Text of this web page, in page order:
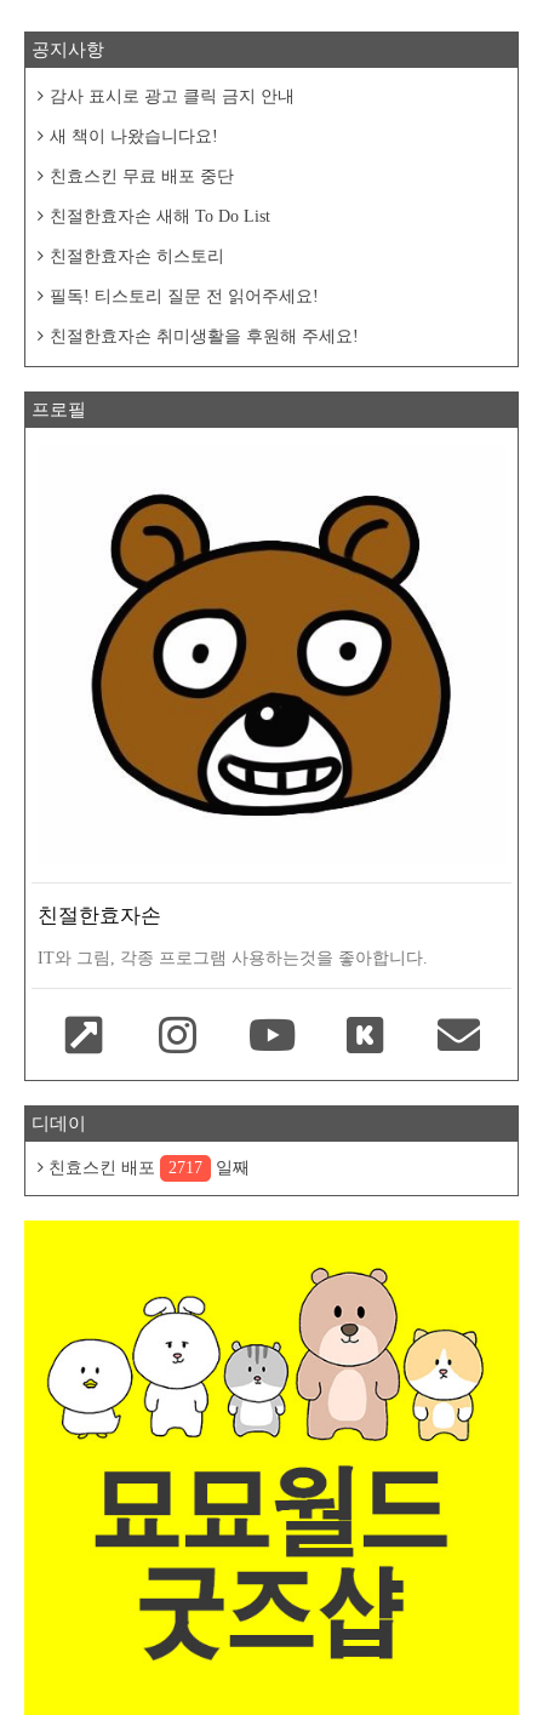
공지사항
감사 표시로 광고 클릭 금지 안내
새 책이 나왔습니다요!
친효스킨 무료 배포 중단
친절한효자손 새해 To Do List
친절한효자손 히스토리
필독! 티스토리 질문 전 읽어주세요!
친절한효자손 취미생활을 후원해 주세요!
프로필
친절한효자손
IT와 그림, 각종 프로그램 사용하는것을 좋아합니다.
디데이
친효스킨 배포 2717 일째